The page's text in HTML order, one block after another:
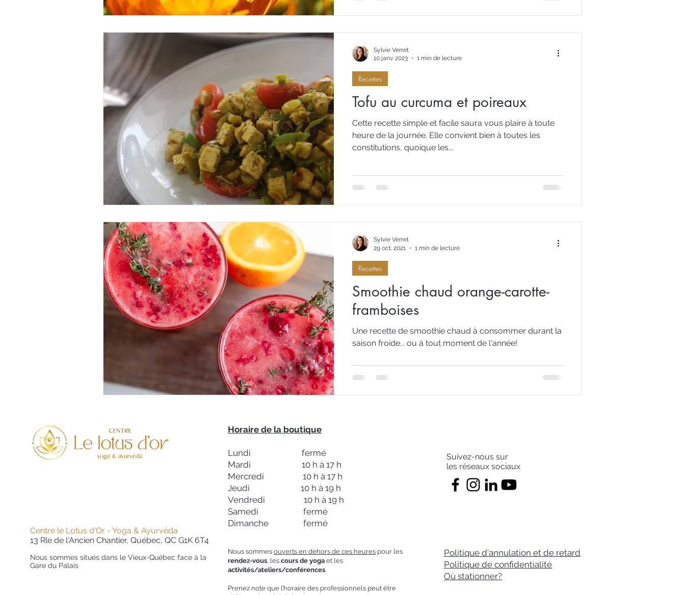
Tofu au curcuma et poireaux
Cette recette simple et facile saura vous plaire à toute
heure de la journée. Elle convient bien à toutes les
constitutions, quoique les...
Recettes
Sylvie Verret
10 janv. 2023
1 min de lecture
Smoothie chaud orange-carotte-
framboises
Une recette de smoothie chaud à consommer durant la
saison froide... ou à tout moment de l'année!
Recettes
Sylvie Verret
29 oct. 2021
1 min de lecture
Centre le Lotus d'Or - Yoga & Ayurvéda
13 Rle de l'Ancien Chantier, Québec, QC G1K 6T4
Nous sommes situés dans le Vieux-Québec face à la
Gare du Palais
Horaire de la boutique
Lundi fermé
Mardi 10 h à 17 h
Mercredi 10 h à 17 h
Jeudi 10 h à 19 h
Vendredi 10 h à 19 h
Samedi fermé
Dimanche fermé
Nous sommes ouverts en dehors de ces heures pour les
rendez-vous, les cours de yoga et les
activités/ateliers/conférences.
Prenez note que l’horaire des professionnels peut être
Suivez-nous sur
les réseaux sociaux
Politique d'annulation et de retard
Politique de confidentialité
Où stationner?